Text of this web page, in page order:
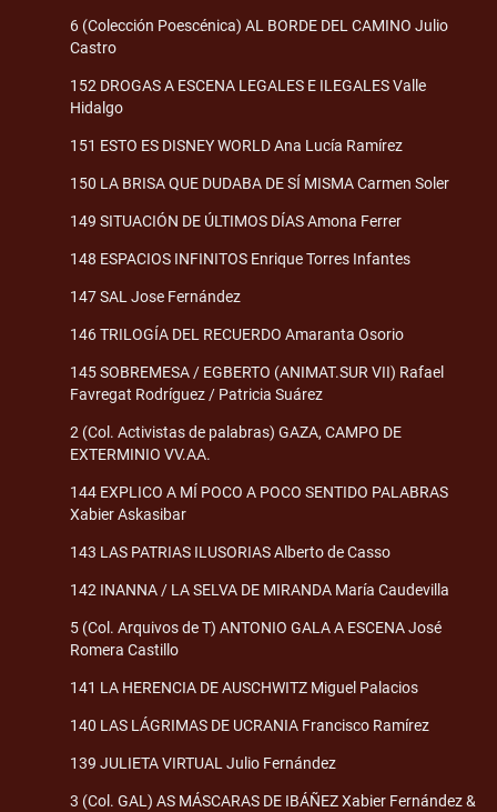
6 (Colección Poescénica) AL BORDE DEL CAMINO Julio
Castro
152 DROGAS A ESCENA LEGALES E ILEGALES Valle
Hidalgo
151 ESTO ES DISNEY WORLD Ana Lucía Ramírez
150 LA BRISA QUE DUDABA DE SÍ MISMA Carmen Soler
149 SITUACIÓN DE ÚLTIMOS DÍAS Amona Ferrer
148 ESPACIOS INFINITOS Enrique Torres Infantes
147 SAL Jose Fernández
146 TRILOGÍA DEL RECUERDO Amaranta Osorio
145 SOBREMESA / EGBERTO (ANIMAT.SUR VII) Rafael
Favregat Rodríguez / Patricia Suárez
2 (Col. Activistas de palabras) GAZA, CAMPO DE
EXTERMINIO VV.AA.
144 EXPLICO A MÍ POCO A POCO SENTIDO PALABRAS
Xabier Askasibar
143 LAS PATRIAS ILUSORIAS Alberto de Casso
142 INANNA / LA SELVA DE MIRANDA María Caudevilla
5 (Col. Arquivos de T) ANTONIO GALA A ESCENA José
Romera Castillo
141 LA HERENCIA DE AUSCHWITZ Miguel Palacios
140 LAS LÁGRIMAS DE UCRANIA Francisco Ramírez
139 JULIETA VIRTUAL Julio Fernández
3 (Col. GAL) AS MÁSCARAS DE IBÁÑEZ Xabier Fernández &